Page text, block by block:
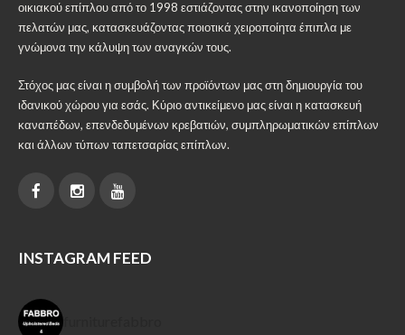
οικιακού επίπλου από το 1998 εστιάζοντας στην ικανοποίηση των
πελατών μας, κατασκευάζοντας ποιοτικά χειροποίητα έπιπλα με
γνώμονα την κάλυψη των αναγκών τους.
Στόχος μας είναι η συμβολή των προϊόντων μας στη δημιουργία του
ιδανικού χώρου για εσάς. Κύριο αντικείμενο μας είναι η κατασκευή
καναπέδων, επενδεδυμένων κρεβατιών, συμπληρωματικών επίπλων
και άλλων τύπων ταπετσαρίας επίπλων.
INSTAGRAM FEED